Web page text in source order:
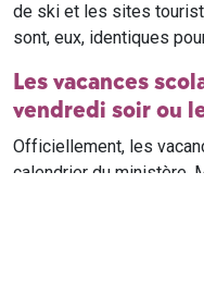
de ski et les sites
sont, eux, identiques
Les vacances
vendredi soir ou
Officiellement, les
calendrier du ministère.